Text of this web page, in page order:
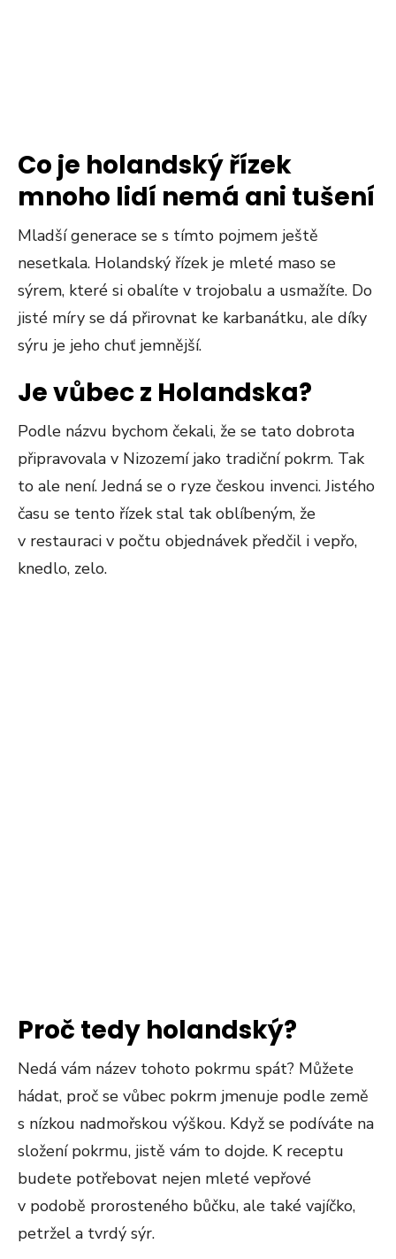
Co je holandský řízek
mnoho lidí nemá ani tušení
Mladší generace se s tímto pojmem ještě
nesetkala. Holandský řízek je mleté maso se
sýrem, které si obalíte v trojobalu a usmažíte. Do
jisté míry se dá přirovnat ke karbanátku, ale díky
sýru je jeho chuť jemnější.
Je vůbec z Holandska?
Podle názvu bychom čekali, že se tato dobrota
připravovala v Nizozemí jako tradiční pokrm. Tak
to ale není. Jedná se o ryze českou invenci. Jistého
času se tento řízek stal tak oblíbeným, že
v restauraci v počtu objednávek předčil i vepřo,
knedlo, zelo.
Proč tedy holandský?
Nedá vám název tohoto pokrmu spát? Můžete
hádat, proč se vůbec pokrm jmenuje podle země
s nízkou nadmořskou výškou. Když se podíváte na
složení pokrmu, jistě vám to dojde. K receptu
budete potřebovat nejen mleté vepřové
v podobě prorosteného bůčku, ale také vajíčko,
petržel a tvrdý sýr.